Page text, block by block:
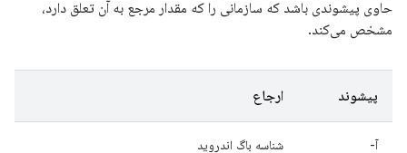
حاوی پیشوندی باشد که سازمانی را که مقدار مرجع به آن تعلق دارد،
مشخص می‌کند.
پیشوند ارجاع
آ- شناسه باگ اندروید